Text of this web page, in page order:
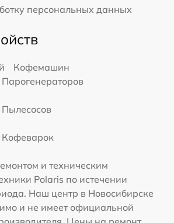
персональных данных
Кофемашин
Парогенераторов
Пылесосов
Кофеварок
и техническим
Polaris по истечении
Наш центр в Новосибирске
и не имеет официальной